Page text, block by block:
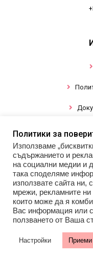
Политики за
Използваме
съдържанието и
на социални медии и
така споделяме
използвате сайта ни,
мрежи, рекламните ни
които може да я
Вас информация или
ползването от Ваша
Настройки Приеми